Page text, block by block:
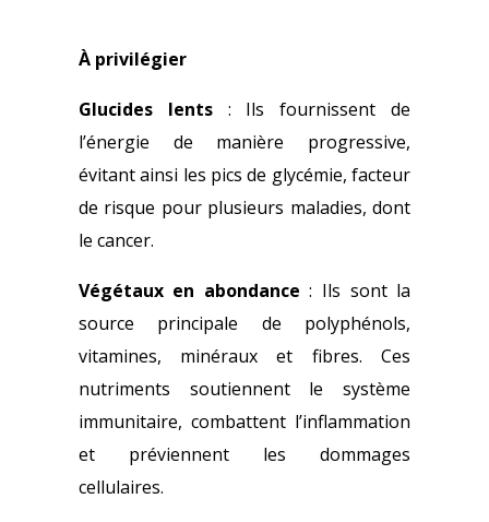
À privilégier
Glucides lents: Ils fournissent de
l’énergie de manière progressive,
évitant ainsi les pics de glycémie, facteur
de risque pour plusieurs maladies, dont
le cancer.
Végétaux en abondance : Ils sont la
source principale de polyphénols,
vitamines, minéraux et fibres. Ces
nutriments soutiennent le système
immunitaire, combattent l’inflammation
et préviennent les dommages
cellulaires.